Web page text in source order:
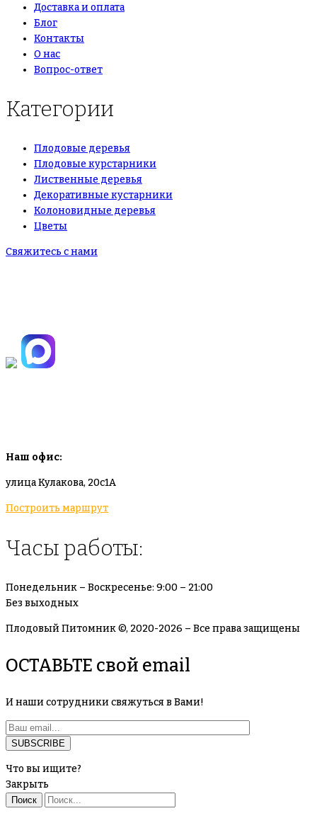
Доставка и оплата
Блог
Контакты
О нас
Вопрос-ответ
Категории
Плодовые деревья
Плодовые курстарники
Лиственные деревья
Декоративные кустарники
Колоновидные деревья
Цветы
Свяжитесь с нами
Наш офис:
улица Кулакова, 20с1А
Построить маршрут
Часы работы:
Понедельник – Воскресенье: 9:00 – 21:00
Без выходных
Плодовый Питомник ©, 2020-2026 – Все права защищены
ОСТАВЬТЕ свой email
И наши сотрудники свяжуться в Вами!
Что вы ищите?
Закрыть
Поиск